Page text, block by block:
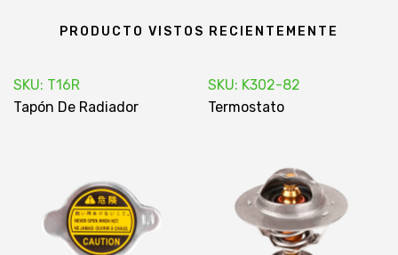
PRODUCTO VISTOS RECIENTEMENTE
SKU: T16R
Tapón De Radiador
SKU: K302-82
Termostato